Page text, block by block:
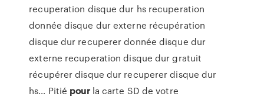
recuperation disque dur hs recuperation
donnée disque dur externe récupération
disque dur recuperer donnée disque dur
externe recuperation disque dur gratuit
récupérer disque dur recuperer disque dur
hs… Pitié pourla carte SD de votre